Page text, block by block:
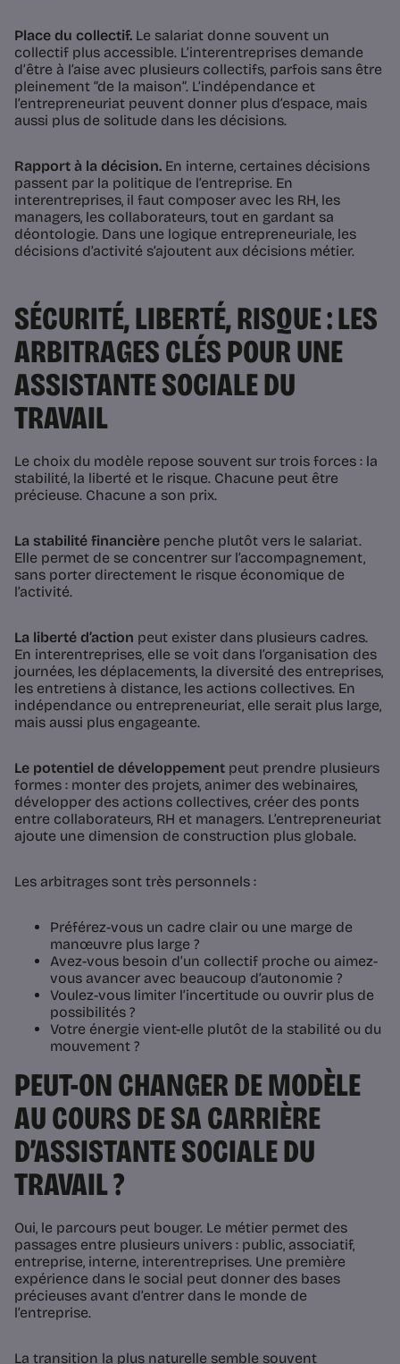
Place du collectif. Le salariat donne souvent un
collectif plus accessible. L’interentreprises demande
d’être à l’aise avec plusieurs collectifs, parfois sans être
pleinement “de la maison”. L’indépendance et
l’entrepreneuriat peuvent donner plus d’espace, mais
aussi plus de solitude dans les décisions.
Rapport à la décision. En interne, certaines décisions
passent par la politique de l’entreprise. En
interentreprises, il faut composer avec les RH, les
managers, les collaborateurs, tout en gardant sa
déontologie. Dans une logique entrepreneuriale, les
décisions d’activité s’ajoutent aux décisions métier.
SÉCURITÉ, LIBERTÉ, RISQUE : LES
ARBITRAGES CLÉS POUR UNE
ASSISTANTE SOCIALE DU
TRAVAIL
Le choix du modèle repose souvent sur trois forces : la
stabilité, la liberté et le risque. Chacune peut être
précieuse. Chacune a son prix.
La stabilité financière penche plutôt vers le salariat.
Elle permet de se concentrer sur l’accompagnement,
sans porter directement le risque économique de
l’activité.
La liberté d’action peut exister dans plusieurs cadres.
En interentreprises, elle se voit dans l’organisation des
journées, les déplacements, la diversité des entreprises,
les entretiens à distance, les actions collectives. En
indépendance ou entrepreneuriat, elle serait plus large,
mais aussi plus engageante.
Le potentiel de développement peut prendre plusieurs
formes : monter des projets, animer des webinaires,
développer des actions collectives, créer des ponts
entre collaborateurs, RH et managers. L’entrepreneuriat
ajoute une dimension de construction plus globale.
Les arbitrages sont très personnels :
Préférez-vous un cadre clair ou une marge de
manœuvre plus large ?
Avez-vous besoin d’un collectif proche ou aimez-
vous avancer avec beaucoup d’autonomie ?
Voulez-vous limiter l’incertitude ou ouvrir plus de
possibilités ?
Votre énergie vient-elle plutôt de la stabilité ou du
mouvement ?
PEUT-ON CHANGER DE MODÈLE
AU COURS DE SA CARRIÈRE
D’ASSISTANTE SOCIALE DU
TRAVAIL ?
Oui, le parcours peut bouger. Le métier permet des
passages entre plusieurs univers : public, associatif,
entreprise, interne, interentreprises. Une première
expérience dans le social peut donner des bases
précieuses avant d’entrer dans le monde de
l’entreprise.
La transition la plus naturelle semble souvent